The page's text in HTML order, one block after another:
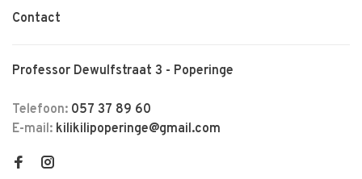
Contact
Professor Dewulfstraat 3 - Poperinge
Telefoon: 057 37 89 60
E-mail: kilikilipoperinge@gmail.com